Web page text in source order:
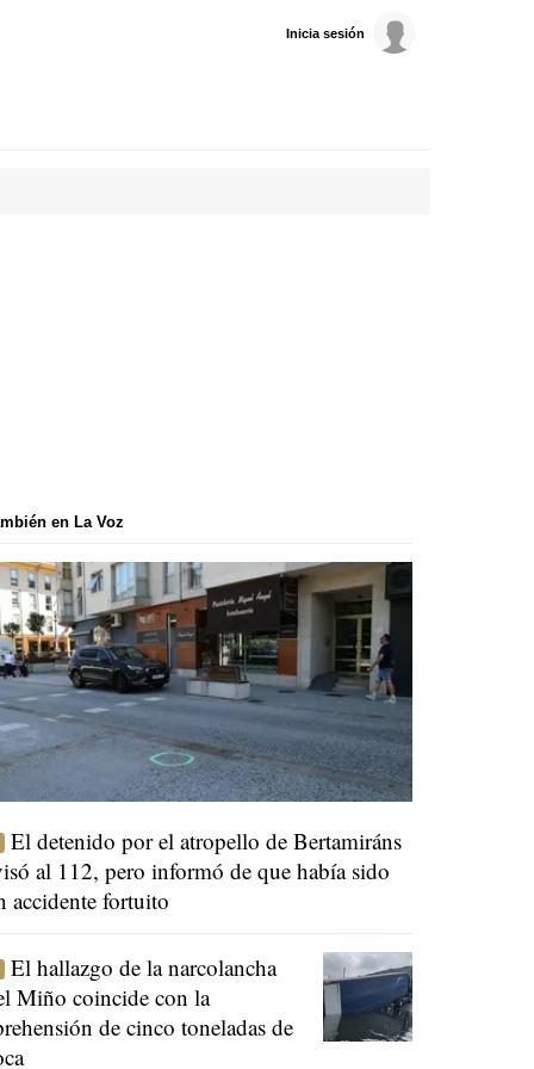
Inicia sesión
en La Voz
El detenido por el atropello de Bertamiráns
al 112, pero informó de que había sido
accidente fortuito
El hallazgo de la narcolancha
Miño coincide con la
de cinco toneladas de